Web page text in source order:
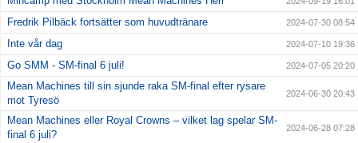
Fredrik Pilbäck fortsätter som huvudtränare 2024-07-30 08:54
Inte vår dag 2024-07-10 19:36
Go SMM - SM-final 6 juli! 2024-07-05 20:20
Mean Machines till sin sjunde raka SM-final efter rysare
mot Tyresö
2024-06-30 20:43
Mean Machines eller Royal Crowns – vilket lag spelar SM-
final 6 juli?
2024-06-28 07:28